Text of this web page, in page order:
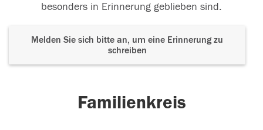
besonders in Erinnerung geblieben sind.
Melden Sie sich bitte an, um eine Erinnerung zu
schreiben
Familienkreis